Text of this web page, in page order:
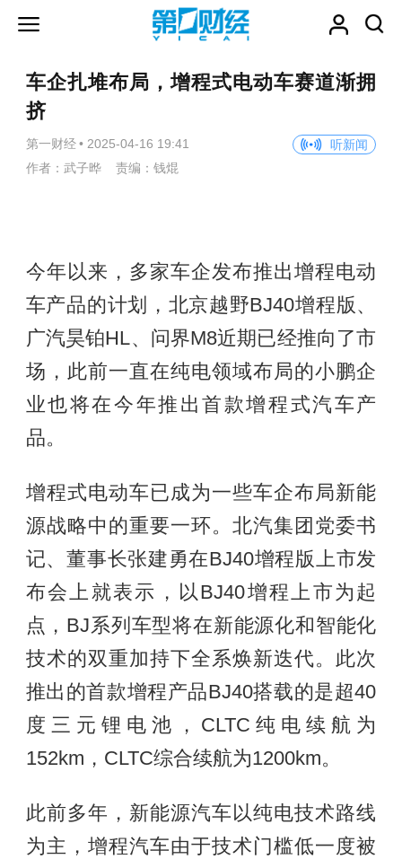
车企扎堆布局，增程式电动车赛道渐拥
挤
第一财经 • 2025-04-16 19:41
听新闻
作者：武子晔 责编：钱焜
今年以来，多家车企发布推出增程电动
车产品的计划，北京越野BJ40增程版、
广汽昊铂HL、问界M8近期已经推向了市
场，此前一直在纯电领域布局的小鹏企
业也将在今年推出首款增程式汽车产
品。
增程式电动车已成为一些车企布局新能
源战略中的重要一环。北汽集团党委书
记、董事长张建勇在BJ40增程版上市发
布会上就表示，以BJ40增程上市为起
点，BJ系列车型将在新能源化和智能化
技术的双重加持下全系焕新迭代。此次
推出的首款增程产品BJ40搭载的是超40
度三元锂电池，CLTC纯电续航为
152km，CLTC综合续航为1200km。
此前多年，新能源汽车以纯电技术路线
为主，增程汽车由于技术门槛低一度被